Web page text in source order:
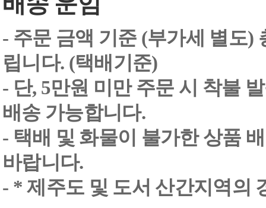
- 주문 금액 기준 (부가세 별도)
립니다. (택배기준)
- 단, 5만원 미만 주문 시 착불
배송 가능합니다.
- 택배 및 화물이 불가한 상품
바랍니다.
- * 제주도 및 도서 산간지역의